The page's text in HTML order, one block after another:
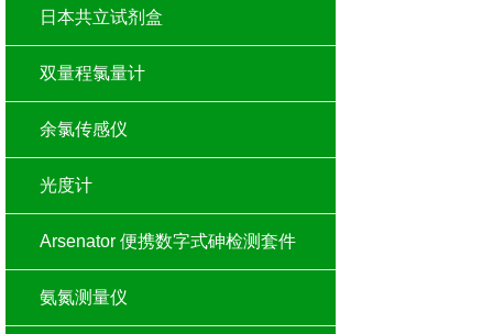
日本共立试剂盒
双量程氯量计
余氯传感仪
光度计
Arsenator 便携数字式砷检测套件
氨氮测量仪